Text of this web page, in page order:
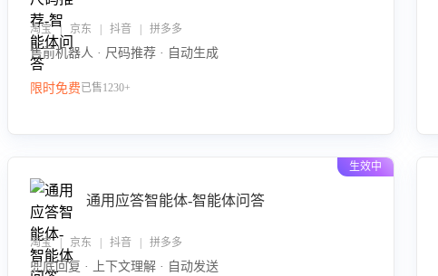
淘宝 | 京东 | 抖音 | 拼多多
售前机器人 · 尺码推荐 · 自动生成
限时免费已售1230+
生效中
通用应答智能体-智能体问答
淘宝 | 京东 | 抖音 | 拼多多
兜底回复 · 上下文理解 · 自动发送